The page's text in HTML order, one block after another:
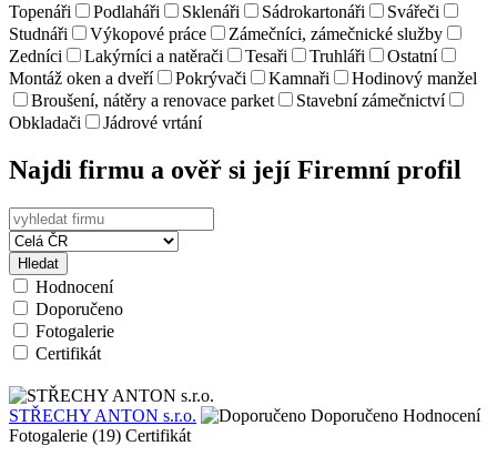
Topenáři
Podlaháři Sklenáři Sádrokartonáři
Svářeči
Studnáři
Výkopové práce
Zámečníci, zámečnické služby
Zedníci
Lakýrníci a natěrači Tesaři Truhláři
Ostatní
Montáž oken a dveří
Pokrývači Kamnaři
Hodinový manžel
Broušení, nátěry a renovace parket
Stavební zámečnictví
Obkladači
Jádrové vrtání
Najdi firmu a ověř si její Firemní profil
Hledat
Hodnocení
Doporučeno
Fotogalerie
Certifikát
STŘECHY ANTON s.r.o. Doporučeno Hodnocení
Fotogalerie (19) Certifikát